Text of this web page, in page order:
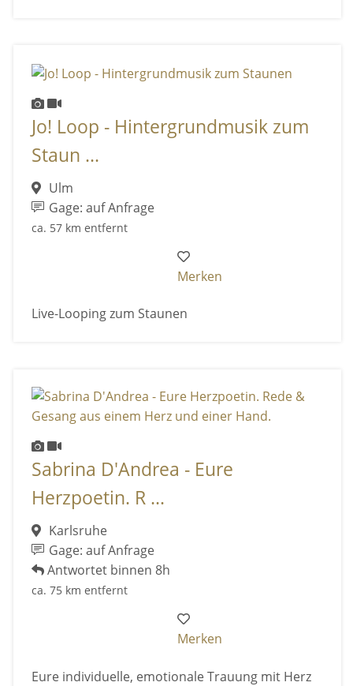
Jo! Loop - Hintergrundmusik zum
Staun ...
Ulm
Gage: auf Anfrage
ca. 57 km entfernt
Merken
Live-Looping zum Staunen
Sabrina D'Andrea - Eure
Herzpoetin. R ...
Karlsruhe
Gage: auf Anfrage
Antwortet binnen 8h
ca. 75 km entfernt
Merken
Eure individuelle, emotionale Trauung mit Herz